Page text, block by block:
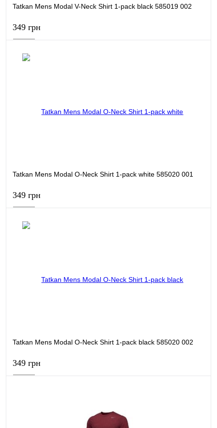
Tatkan Mens Modal V-Neck Shirt 1-pack black 585019 002
349 грн
В обране В наявності
Tatkan Mens Modal О-Neck Shirt 1-pack white 585020 001
349 грн
В обране В наявності
Tatkan Mens Modal О-Neck Shirt 1-pack black 585020 002
349 грн